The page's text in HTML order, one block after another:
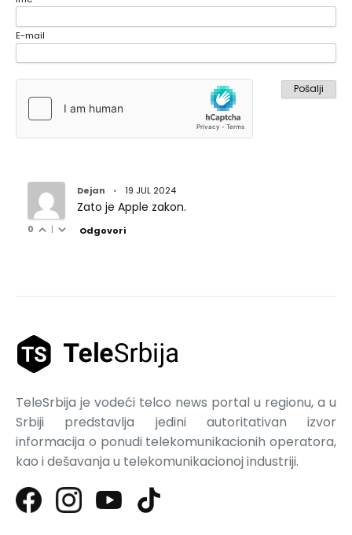
E-mail
Dejan • 19 JUL 2024
Zato je Apple zakon.
0 | Odgovori
TeleSrbija je vodeći telco news portal u regionu, a u
Srbiji predstavlja jedini autoritativan izvor
informacija o ponudi telekomunikacionih operatora,
kao i dešavanja u telekomunikacionoj industriji.